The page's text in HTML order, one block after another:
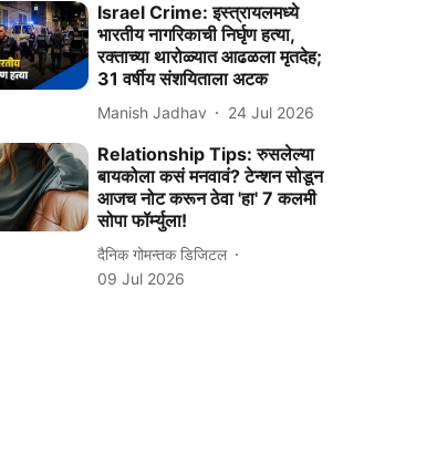
Israel Crime: इस्त्रायलमध्ये
भारतीय नागरिकाची निर्घृण हत्या,
रक्ताच्या थारोळ्यात आढळला मृतदेह;
31 वर्षीय संशयिताला अटक
Manish Jadhav 24 Jul 2026
Relationship Tips: रुसलेल्या
बायकोला कसं मनवावं? टेन्शन सोडून
आजच नोट करून ठेवा 'हा' 7 कलमी
सोपा फॉर्म्युला!
दैनिक गोमन्तक डिजिटल
09 Jul 2026